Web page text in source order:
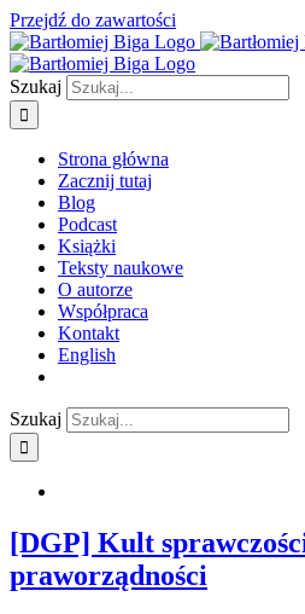
Przejdź do zawartości
Szukaj
Strona główna
Zacznij tutaj
Blog
Podcast
Książki
Teksty naukowe
O autorze
Współpraca
Kontakt
English
Szukaj
[DGP] Kult
praworządności